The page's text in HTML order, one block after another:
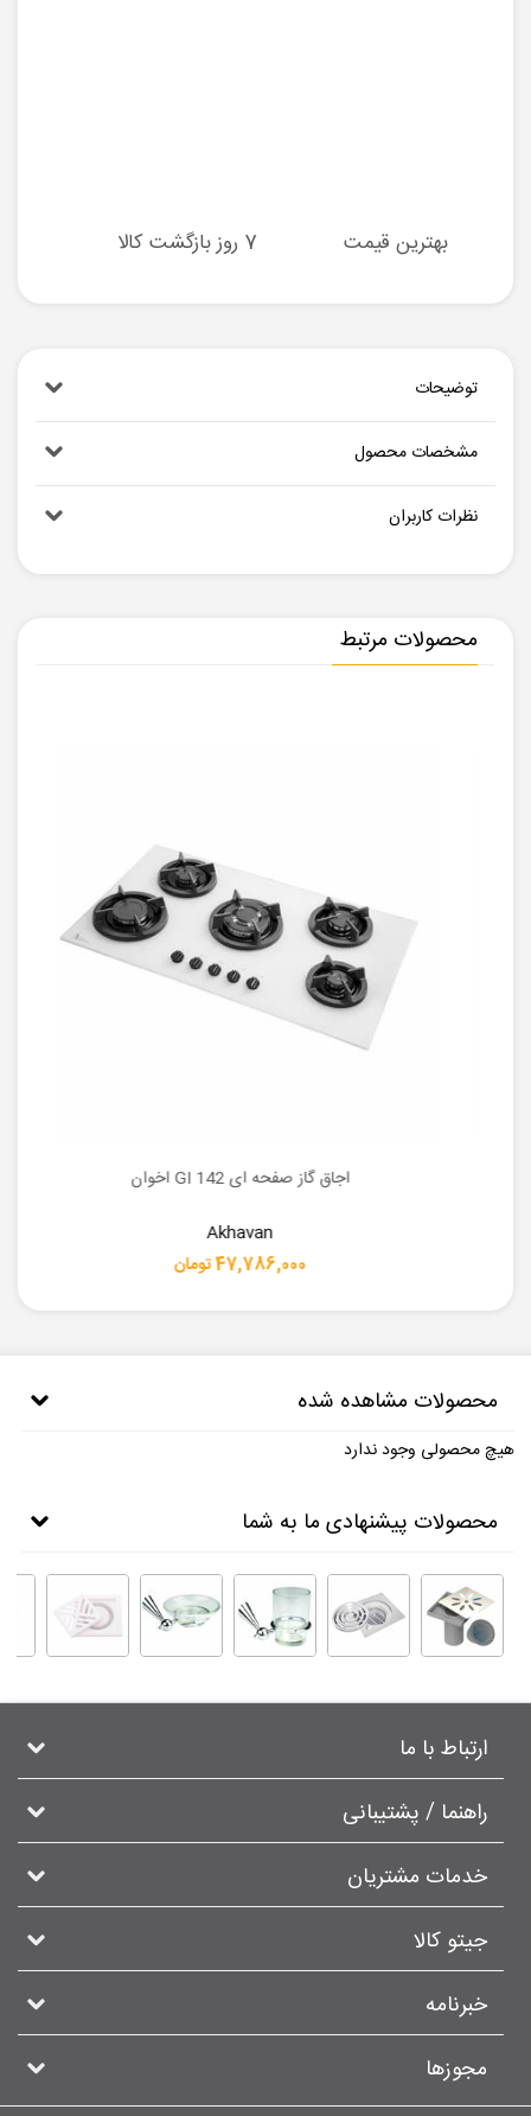
بهترین قیمت 7 روز بازگشت کالا
توضیحات
مشخصات محصول
نظرات کاربران
محصولات مرتبط
اجاق گاز صفحه ای GI 142 اخوان
Akhavan
47,786,000 تومان
محصولات مشاهده شده
هیچ محصولی وجود ندارد
محصولات پیشنهادی ما به شما
ارتباط با ما
راهنما / پشتیبانی
خدمات مشتریان
جیتو کالا
خبرنامه
مجوزها